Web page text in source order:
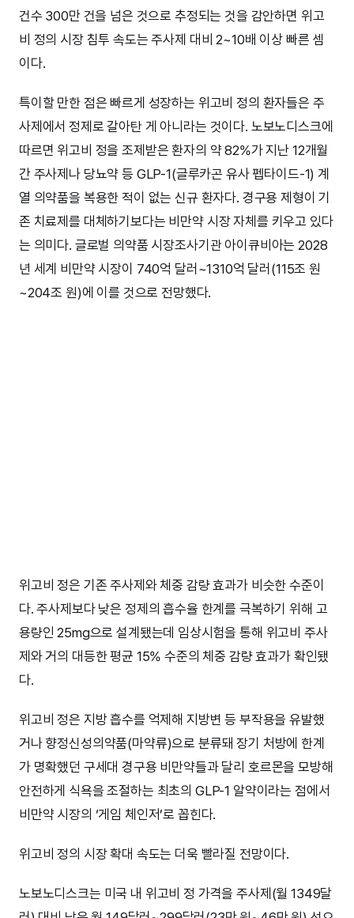
건수 300만 건을 넘은 것으로 추정되는 것을 감안하면 위고
비 정의 시장 침투 속도는 주사제 대비 2~10배 이상 빠른 셈
이다.
특이할 만한 점은 빠르게 성장하는 위고비 정의 환자들은 주
사제에서 정제로 갈아탄 게 아니라는 것이다. 노보노디스크에
따르면 위고비 정을 조제받은 환자의 약 82%가 지난 12개월
간 주사제나 당뇨약 등 GLP-1(글루카곤 유사 펩타이드-1) 계
열 의약품을 복용한 적이 없는 신규 환자다. 경구용 제형이 기
존 치료제를 대체하기보다는 비만약 시장 자체를 키우고 있다
는 의미다. 글로벌 의약품 시장조사기관 아이큐비아는 2028
년 세계 비만약 시장이 740억 달러~1310억 달러(115조 원
~204조 원)에 이를 것으로 전망했다.
위고비 정은 기존 주사제와 체중 감량 효과가 비슷한 수준이
다. 주사제보다 낮은 정제의 흡수율 한계를 극복하기 위해 고
용량인 25mg으로 설계됐는데 임상시험을 통해 위고비 주사
제와 거의 대등한 평균 15% 수준의 체중 감량 효과가 확인됐
다.
위고비 정은 지방 흡수를 억제해 지방변 등 부작용을 유발했
거나 향정신성의약품(마약류)으로 분류돼 장기 처방에 한계
가 명확했던 구세대 경구용 비만약들과 달리 호르몬을 모방해
안전하게 식욕을 조절하는 최초의 GLP-1 알약이라는 점에서
비만약 시장의 ‘게임 체인저’로 꼽힌다.
위고비 정의 시장 확대 속도는 더욱 빨라질 전망이다.
노보노디스크는 미국 내 위고비 정 가격을 주사제(월 1349달